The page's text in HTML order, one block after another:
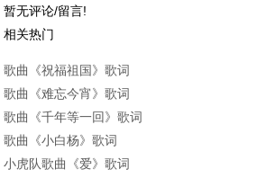
暂无评论/留言!
相关热门
歌曲《祝福祖国》歌词
歌曲《难忘今宵》歌词
歌曲《千年等一回》歌词
歌曲《小白杨》歌词
小虎队歌曲《爱》歌词